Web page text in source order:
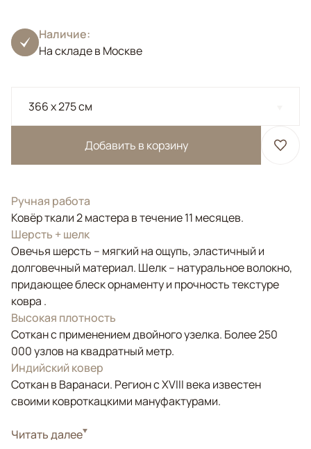
Наличие:
На складе в Москве
366 x 275 см
Добавить в корзину
Ручная работа
Ковёр ткали 2 мастера в течение 11 месяцев.
Шерсть + шелк
Овечья шерсть – мягкий на ощупь, эластичный и
долговечный материал. Шелк – натуральное волокно,
придающее блеск орнаменту и прочность текстуре
ковра .
Высокая плотность
Соткан с применением двойного узелка. Более 250
000 узлов на квадратный метр.
Индийский ковер
Соткан в Варанаси. Регион с XVIII века известен
своими ковроткацкими мануфактурами.
СтильСовременные
Читать далее